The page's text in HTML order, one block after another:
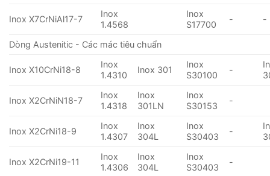
Inox X7CrNiAl17-7
Inox
1.4568
Inox
S17700
- -
Dòng Austenitic - Các mác tiêu chuẩn
Inox X10CrNi18-8
Inox
1.4310
Inox 301
Inox
S30100
-
Inox X2CrNiN18-7
Inox
1.4318
Inox
301LN
Inox
S30153
-
Inox X2CrNi18-9
Inox
1.4307
Inox
304L
Inox
S30403
-
Inox X2CrNi19-11
Inox
1.4306
Inox
304L
Inox
S30403
-